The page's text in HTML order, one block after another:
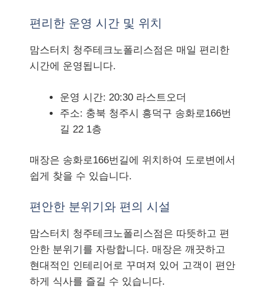
편리한 운영 시간 및 위치
맘스터치 청주테크노폴리스점은 매일 편리한
시간에 운영됩니다.
운영 시간: 20:30 라스트오더
주소: 충북 청주시 흥덕구 송화로166번
길 22 1층
매장은 송화로166번길에 위치하여 도로변에서
쉽게 찾을 수 있습니다.
편안한 분위기와 편의 시설
맘스터치 청주테크노폴리스점은 따뜻하고 편
안한 분위기를 자랑합니다. 매장은 깨끗하고
현대적인 인테리어로 꾸며져 있어 고객이 편안
하게 식사를 즐길 수 있습니다.